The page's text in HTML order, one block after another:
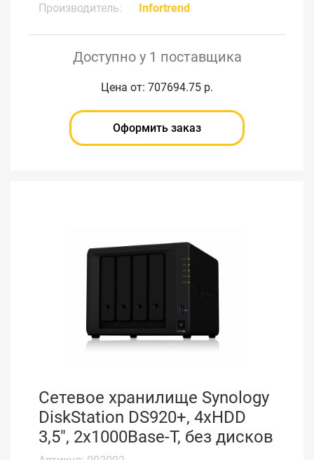
Производитель:
Infortrend
Доступно у 1 поставщика
Цена от: 707694.75 р.
Оформить заказ
Сетевое хранилище Synology
DiskStation DS920+, 4xHDD
3,5", 2х1000Base-T, без дисков